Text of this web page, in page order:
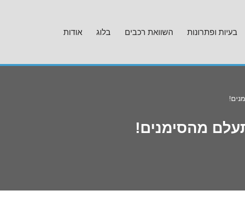
בעיות ופתרונות השוואת רכבים בלוג אודות
מהסימנים!